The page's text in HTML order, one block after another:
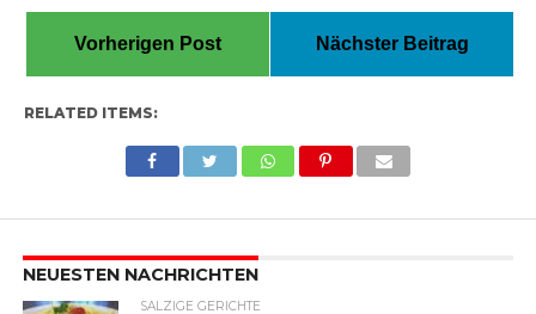
Vorherigen Post Nächster Beitrag
RELATED ITEMS:
NEUESTEN NACHRICHTEN
SALZIGE GERICHTE